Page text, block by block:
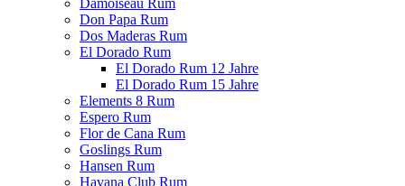
Damoiseau Rum
Don Papa Rum
Dos Maderas Rum
El Dorado Rum
El Dorado Rum 12 Jahre
El Dorado Rum 15 Jahre
Elements 8 Rum
Espero Rum
Flor de Cana Rum
Goslings Rum
Hansen Rum
Havana Club Rum